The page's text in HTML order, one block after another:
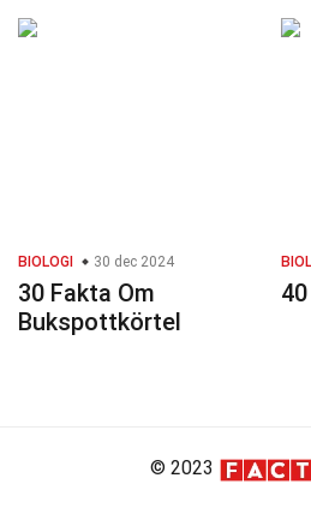
BIOLOGI 30 dec 2024
30 Fakta Om
Bukspottkörtel
© 2023